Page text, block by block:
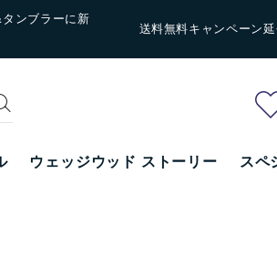
ンブラーに新
送料無料キャンペーン
ウェッジウッド ストーリー スペ